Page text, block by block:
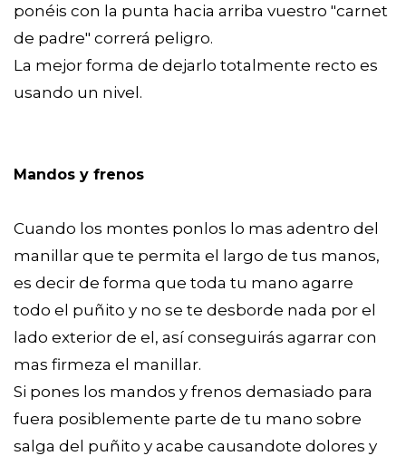
ponéis con la punta hacia arriba vuestro "carnet
de padre" correrá peligro.
La mejor forma de dejarlo totalmente recto es
usando un nivel.
Mandos y frenos
Cuando los montes ponlos lo mas adentro del
manillar que te permita el largo de tus manos,
es decir de forma que toda tu mano agarre
todo el puñito y no se te desborde nada por el
lado exterior de el, así conseguirás agarrar con
mas firmeza el manillar.
Si pones los mandos y frenos demasiado para
fuera posiblemente parte de tu mano sobre
salga del puñito y acabe causandote dolores y